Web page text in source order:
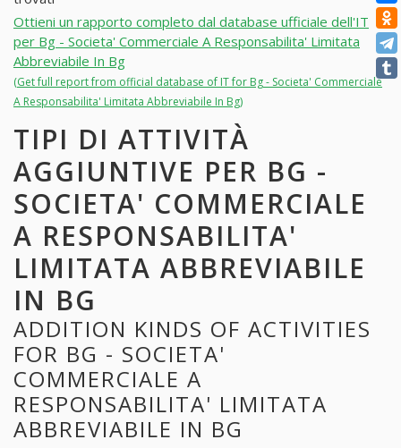
Ottieni un rapporto completo dal database ufficiale dell'IT
per Bg - Societa' Commerciale A Responsabilita' Limitata
Abbreviabile In Bg
(Get full report from official database of IT for Bg - Societa' Commerciale
A Responsabilita' Limitata Abbreviabile In Bg)
TIPI DI ATTIVITÀ
AGGIUNTIVE PER BG -
SOCIETA' COMMERCIALE
A RESPONSABILITA'
LIMITATA ABBREVIABILE
IN BG
ADDITION KINDS OF ACTIVITIES
FOR BG - SOCIETA'
COMMERCIALE A
RESPONSABILITA' LIMITATA
ABBREVIABILE IN BG